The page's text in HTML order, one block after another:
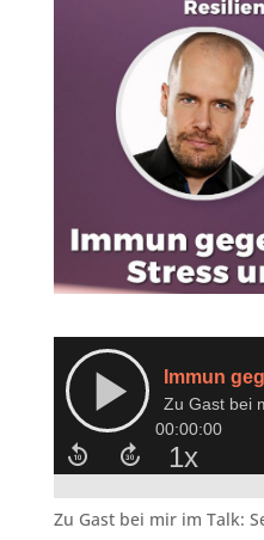
Zu Gast bei mir im Talk: